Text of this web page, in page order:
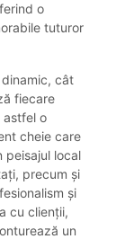
o
tuturor
cât
fiecare
astfel o
cheie care
peisajul local
precum și
și
cu clienții,
un